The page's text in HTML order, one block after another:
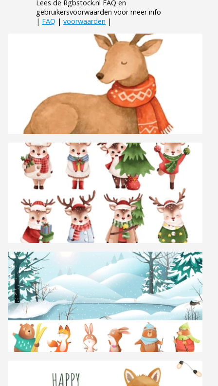
Lees de Rgbstock.nl FAQ en
gebruikersvoorwaarden voor meer info
| FAQ | voorwaarden |